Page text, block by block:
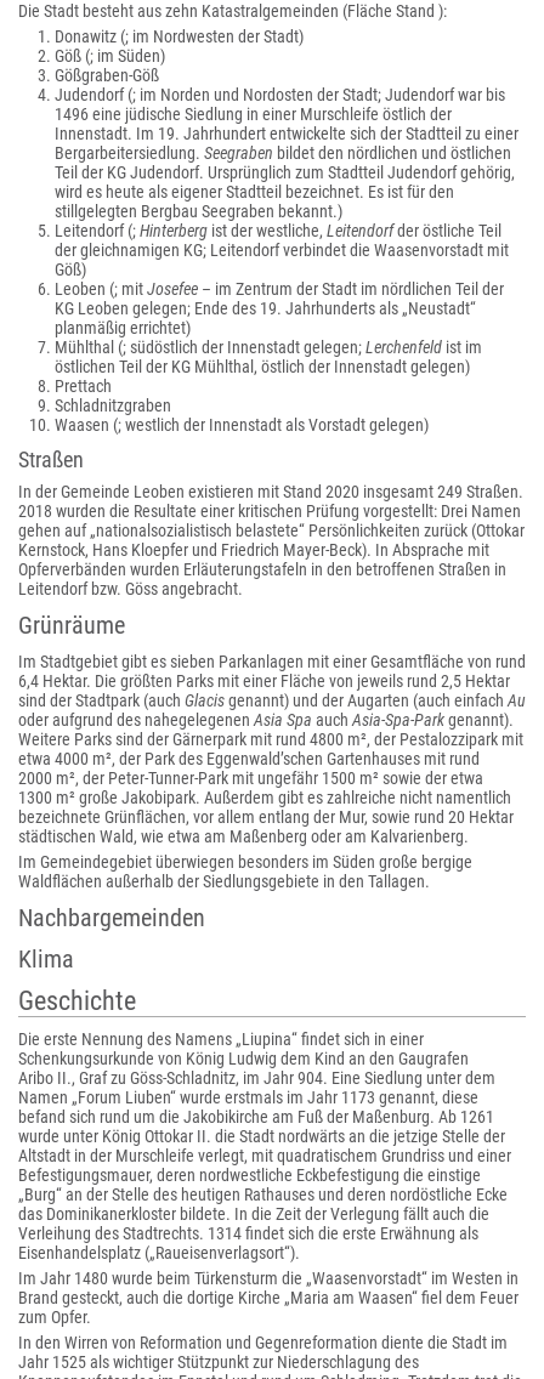
Die Stadt besteht aus zehn Katastralgemeinden (Fläche Stand ):
Donawitz (; im Nordwesten der Stadt)
Göß (; im Süden)
Gößgraben-Göß
Judendorf (; im Norden und Nordosten der Stadt; Judendorf war bis
1496 eine jüdische Siedlung in einer Murschleife östlich der
Innenstadt. Im 19. Jahrhundert entwickelte sich der Stadtteil zu einer
Bergarbeitersiedlung. Seegraben bildet den nördlichen und östlichen
Teil der KG Judendorf. Ursprünglich zum Stadtteil Judendorf gehörig,
wird es heute als eigener Stadtteil bezeichnet. Es ist für den
stillgelegten Bergbau Seegraben bekannt.)
Leitendorf (;Hinterberg ist der westliche, Leitendorfder östliche Teil
der gleichnamigen KG; Leitendorf verbindet die Waasenvorstadt mit
Göß)
Leoben (; mitJosefee – im Zentrum der Stadt im nördlichen Teil der
KG Leoben gelegen; Ende des 19. Jahrhunderts als „Neustadt“
planmäßig errichtet)
Mühlthal (; südöstlich der Innenstadt gelegen;Lerchenfeld ist im
östlichen Teil der KG Mühlthal, östlich der Innenstadt gelegen)
Prettach
Schladnitzgraben
Waasen (; westlich der Innenstadt als Vorstadt gelegen)
Straßen
In der Gemeinde Leoben existieren mit Stand 2020 insgesamt 249 Straßen.
2018 wurden die Resultate einer kritischen Prüfung vorgestellt: Drei Namen
gehen auf „nationalsozialistisch belastete“ Persönlichkeiten zurück (Ottokar
Kernstock, Hans Kloepfer und Friedrich Mayer-Beck). In Absprache mit
Opferverbänden wurden Erläuterungstafeln in den betroffenen Straßen in
Leitendorf bzw. Göss angebracht.
Grünräume
Im Stadtgebiet gibt es sieben Parkanlagen mit einer Gesamtfläche von rund
6,4 Hektar. Die größten Parks mit einer Fläche von jeweils rund 2,5 Hektar
sind der Stadtpark (auch Glacisgenannt) und der Augarten (auch einfach Au
oder aufgrund des nahegelegenen Asia Spa auch Asia-Spa-Parkgenannt).
Weitere Parks sind der Gärnerpark mit rund 4800 m², der Pestalozzipark mit
etwa 4000 m², der Park des Eggenwald’schen Gartenhauses mit rund
2000 m², der Peter-Tunner-Park mit ungefähr 1500 m² sowie der etwa
1300 m² große Jakobipark. Außerdem gibt es zahlreiche nicht namentlich
bezeichnete Grünflächen, vor allem entlang der Mur, sowie rund 20 Hektar
städtischen Wald, wie etwa am Maßenberg oder am Kalvarienberg.
Im Gemeindegebiet überwiegen besonders im Süden große bergige
Waldflächen außerhalb der Siedlungsgebiete in den Tallagen.
Nachbargemeinden
Klima
Geschichte
Die erste Nennung des Namens „Liupina“ findet sich in einer
Schenkungsurkunde von König Ludwig dem Kind an den Gaugrafen
Aribo II., Graf zu Göss-Schladnitz, im Jahr 904. Eine Siedlung unter dem
Namen „Forum Liuben“ wurde erstmals im Jahr 1173 genannt, diese
befand sich rund um die Jakobikirche am Fuß der Maßenburg. Ab 1261
wurde unter König Ottokar II. die Stadt nordwärts an die jetzige Stelle der
Altstadt in der Murschleife verlegt, mit quadratischem Grundriss und einer
Befestigungsmauer, deren nordwestliche Eckbefestigung die einstige
„Burg“ an der Stelle des heutigen Rathauses und deren nordöstliche Ecke
das Dominikanerkloster bildete. In die Zeit der Verlegung fällt auch die
Verleihung des Stadtrechts. 1314 findet sich die erste Erwähnung als
Eisenhandelsplatz („Raueisenverlagsort“).
Im Jahr 1480 wurde beim Türkensturm die „Waasenvorstadt“ im Westen in
Brand gesteckt, auch die dortige Kirche „Maria am Waasen“ fiel dem Feuer
zum Opfer.
In den Wirren von Reformation und Gegenreformation diente die Stadt im
Jahr 1525 als wichtiger Stützpunkt zur Niederschlagung des